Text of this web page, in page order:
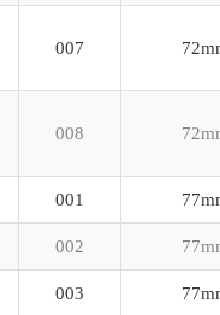
007
008
001
002
003